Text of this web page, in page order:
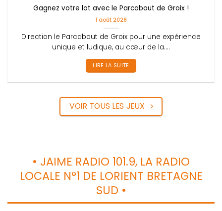
Gagnez votre lot avec le Parcabout de Groix !
1 août 2026
Direction le Parcabout de Groix pour une expérience
unique et ludique, au cœur de la....
LIRE LA SUITE
VOIR TOUS LES JEUX
• JAIME RADIO 101.9, LA RADIO
LOCALE N°1 DE LORIENT BRETAGNE
SUD •